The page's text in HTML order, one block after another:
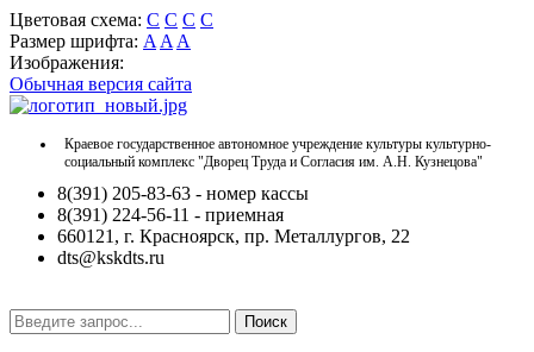
Цветовая схема: C C C C
Размер шрифта: A A A
Изображения:
Обычная версия сайта
Краевое государственное автономное учреждение культуры культурно-
социальный комплекс "Дворец Труда и Согласия им. А.Н. Кузнецова"
8(391) 205-83-63 - номер кассы
8(391) 224-56-11 - приемная
660121, г. Красноярск, пр. Металлургов, 22
dts@kskdts.ru
Поиск